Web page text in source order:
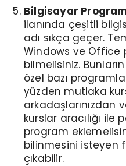
Bilgisayar
ilanında çeşitli
adı sıkça geçer.
Windows ve Office
bilmelisiniz.
özel bazı
yüzden mutlaka
arkadaşlarınızdan
kurslar aracılığı
program
bilinmesini isteyen
çıkabilir.